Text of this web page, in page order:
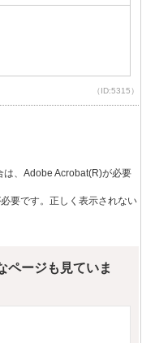
（ID:5315）
、Adobe Acrobat(R)が必要
要です。正しく表示されない
ページも見ていま